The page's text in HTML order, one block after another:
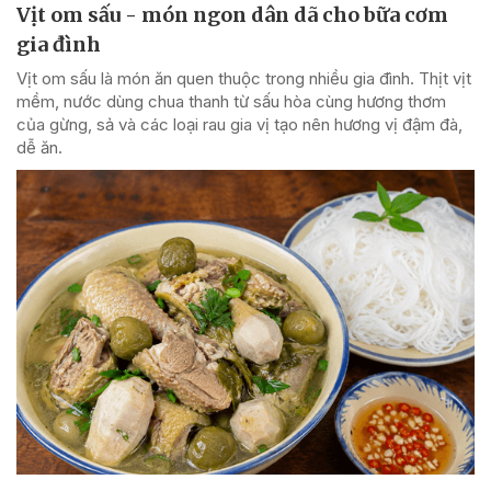
Vịt om sấu - món ngon dân dã cho bữa cơm
gia đình
Vịt om sấu là món ăn quen thuộc trong nhiều gia đình. Thịt vịt
mềm, nước dùng chua thanh từ sấu hòa cùng hương thơm
của gừng, sả và các loại rau gia vị tạo nên hương vị đậm đà,
dễ ăn.